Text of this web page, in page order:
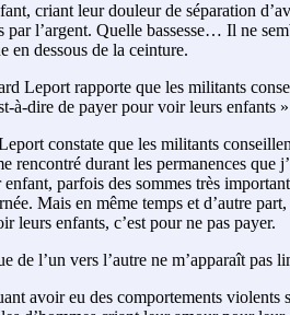
criant leur douleur de séparation
par l’argent. Quelle bassesse… Il ne
en dessous de la ceinture.
Leport rapporte que les militants
à-dire de payer pour voir leurs enfants
constate que les militants
rencontré durant les permanences que
parfois des sommes très
Mais en même temps et d’autre
leurs enfants, c’est pour ne pas payer.
l’un vers l’autre ne m’apparaît pas
avoir eu des comportements violents